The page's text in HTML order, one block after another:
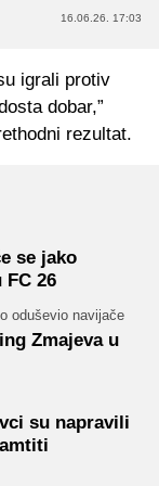
16.06.26. 17:03
igrali protiv
dobar,”
rezultat.
se jako
26
oduševio navijače
Zmajeva u
su napravili